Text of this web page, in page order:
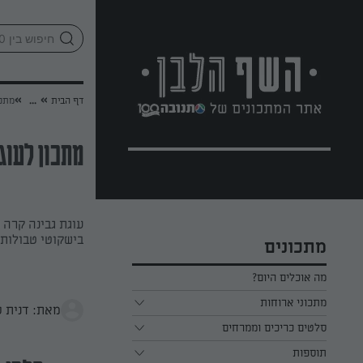
מתכונים
מה אוכלים היום?
מתכוני ארוחות
ארוחת בוקר
ארוחת צהריים
סלטים כריכים וממרחים
כל הסלטים כריכים וממרחים
תוספות
דף הבית »
...
»
מתכון
עוגת גבינה
בישקוטי
מאת: דנית